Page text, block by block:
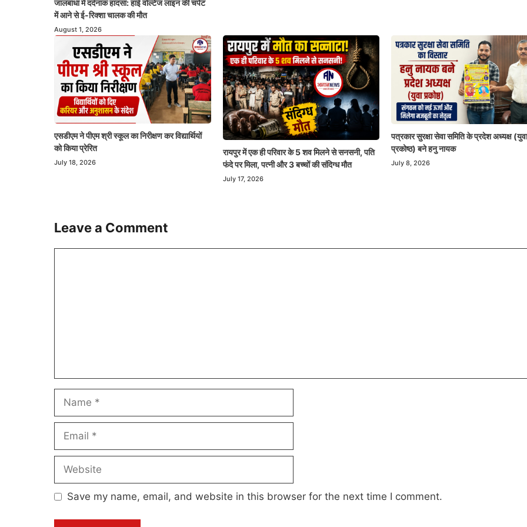
जालबांधा में दर्दनाक हादसा: हाई वोल्टेज लाइन की चपेट
में आने से ई-रिक्शा चालक की मौत
August 1, 2026
एसडीएम ने पीएम श्री स्कूल का निरीक्षण कर विद्यार्थियों
को किया प्रेरित
July 18, 2026
रायपुर में एक ही परिवार के 5 शव मिलने से सनसनी, पति
फंदे पर मिला, पत्नी और 3 बच्चों की संदिग्ध मौत
July 17, 2026
पत्रकार सुरक्षा सेवा समिति के प्रदेश अध्यक्ष
प्रकोष्ठ) बने हनु नायक
July 8, 2026
Leave a Comment
Name
Email
Website
Save my name, email, and website in this browser for the next time I comment.